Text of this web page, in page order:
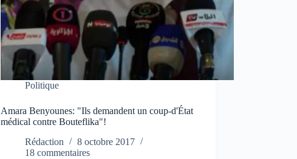
Politique
Amara Benyounes: "Ils demandent un coup-d'État
médical contre Bouteflika"!
Rédaction
8 octobre 2017
18 commentaires